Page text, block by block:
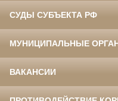
СУДЫ СУБЪЕКТА РФ
МУНИЦИПАЛЬНЫЕ
ВАКАНСИИ